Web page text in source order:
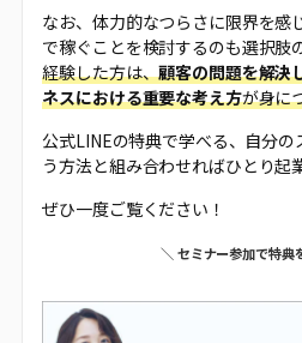
なお、体力的なつらさに限界を感
で稼ぐことを検討するのも選択肢
経験した方は、顧客の問題を解決
ネスにおける重要な考え方が身に
公式LINEの特典で学べる、自分の
う方法と組み合わせればひとり起
ぜひ一度ご覧ください！
＼ セミナー参加で特典